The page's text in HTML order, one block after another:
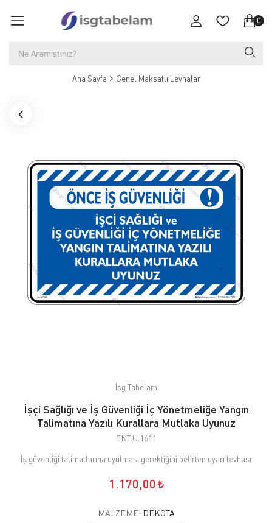
0
Ana Sayfa Genel Maksatlı Levhalar
İsg Tabelam
İşçi Sağlığı ve İş Güvenliği İç Yönetmeliğe Yangın
Talimatına Yazılı Kurallara Mutlaka Uyunuz
ENT.U.1611
İş güvenliği talimatlarına uyulması gerektiğini belirten uyarı levhası
1.170,00
MALZEME: DEKOTA